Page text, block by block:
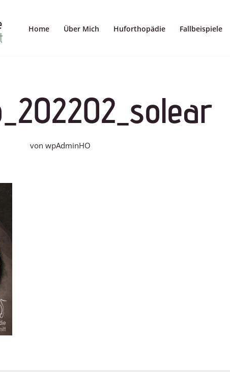
Home Über Mich Huforthopädie Fallbeispiele
von wpAdminHO